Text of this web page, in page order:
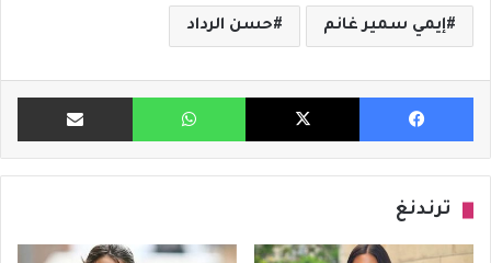
إيمي سمير غانم حسن الرداد
فيسبوك X واتساب مشاركة
ترندنغ